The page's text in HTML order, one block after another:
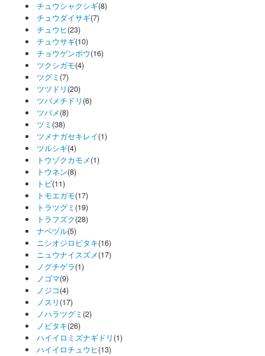
チュウシャクシギ(8)
チュウダイサギ(7)
チュウヒ(23)
チュウサギ(10)
チョウゲンボウ(16)
ツクシガモ(4)
ツグミ (7)
ツツドリ (20)
ツバメチドリ (6)
ツバメ(8)
ツミ (38)
ツメナガセキレイ(1)
ツルシギ(4)
トウゾクカモメ(1)
トウネン(8)
トビ(11)
トモエガモ(17)
トラツグミ (19)
トラフズク(28)
ナベヅル(5)
ニシオジロビタキ(16)
ニュウナイスズメ(17)
ノグチゲラ(1)
ノゴマ(9)
ノジコ(4)
ノスリ (17)
ノハラツグミ (2)
ノビタキ(26)
ハイイロミズナギドリ (1)
ハイイロチュウヒ(13)